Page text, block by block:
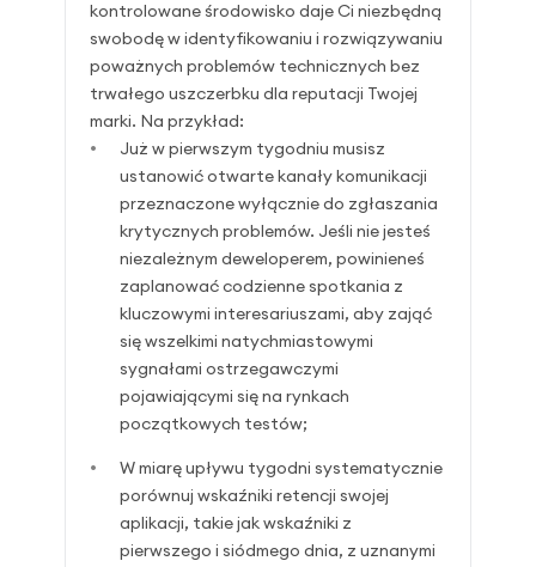
kontrolowane środowisko daje Ci niezbędną
swobodę w identyfikowaniu i rozwiązywaniu
poważnych problemów technicznych bez
trwałego uszczerbku dla reputacji Twojej
marki. Na przykład:
Już w pierwszym tygodniu musisz
ustanowić otwarte kanały komunikacji
przeznaczone wyłącznie do zgłaszania
krytycznych problemów. Jeśli nie jesteś
niezależnym deweloperem, powinieneś
zaplanować codzienne spotkania z
kluczowymi interesariuszami, aby zająć
się wszelkimi natychmiastowymi
sygnałami ostrzegawczymi
pojawiającymi się na rynkach
początkowych testów;
W miarę upływu tygodni systematycznie
porównuj wskaźniki retencji swojej
aplikacji, takie jak wskaźniki z
pierwszego i siódmego dnia, z uznanymi